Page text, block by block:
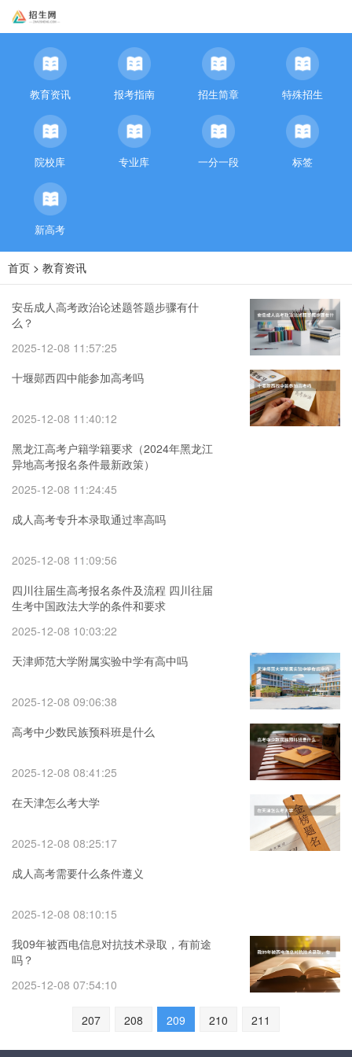
教育资讯 报考指南 招生简章 特殊招生
院校库 专业库 一分一段 标签
新高考
首页 > 教育资讯
安岳成人高考政治论述题答题步骤有什
么？
2025-12-08 11:57:25
十堰郧西四中能参加高考吗
2025-12-08 11:40:12
黑龙江高考户籍学籍要求（2024年黑龙江
异地高考报名条件最新政策）
2025-12-08 11:24:45
成人高考专升本录取通过率高吗
2025-12-08 11:09:56
四川往届生高考报名条件及流程 四川往届
生考中国政法大学的条件和要求
2025-12-08 10:03:22
天津师范大学附属实验中学有高中吗
2025-12-08 09:06:38
高考中少数民族预科班是什么
2025-12-08 08:41:25
在天津怎么考大学
2025-12-08 08:25:17
成人高考需要什么条件遵义
2025-12-08 08:10:15
我09年被西电信息对抗技术录取，有前途
吗？
2025-12-08 07:54:10
207 208 209 210 211